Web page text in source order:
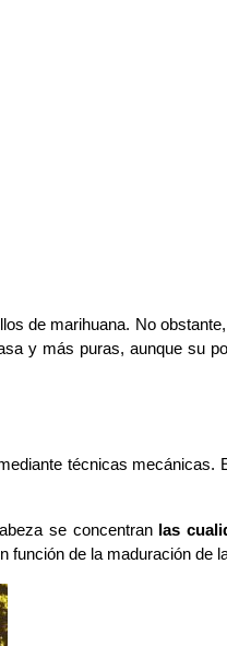
de marihuana. No
técnicas mecánicas.
se concentran las
función de la maduración de